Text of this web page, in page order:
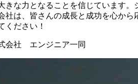
きな力となることを信じています。
社は、皆さんの成長と成功を心から
ください！
会社 エンジニア一同